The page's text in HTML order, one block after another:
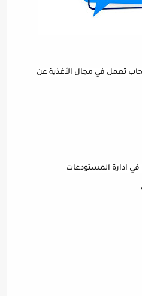
تعمل في مجال الأغذية عن
ادارة المستودعات